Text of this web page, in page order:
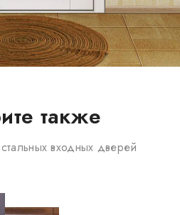
также
входных дверей